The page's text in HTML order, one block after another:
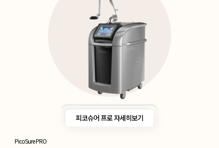
피코슈어 프로 자세히보기
PicoSure PRO